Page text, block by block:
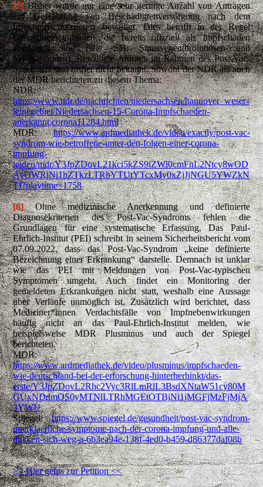
[7]Bisher wurde nur eine sehr geringe Anzahl von Anträgen
auf Gewährung von Beschädigtenversorgung nach dem
Infektionsschutzgesetz bewilligt. Dies betrifft in der Regel
Gesundheitsstörungen, die bereits offiziell als Impfschäden
anerkannt sind (wie z.B. Sinusvenenthrombosen und
Myokarditiden). Bewilligte Anträge im Rahmen des Post-Vac-
Syndroms sind bisher nicht bekannt. Sowohl der NDR als auch
der MDR berichteten zu diesem Thema:
NDR:
https://www.ndr.de/nachrichten/niedersachsen/hannover_weser-
leinegebiet/Niedersachsen-15-Corona-Impfschaeden-
anerkannt,corona11284.html
MDR:https://www.ardmediathek.de/video/exactly/post-vac-
syndrom-wie-betroffene-unter-den-folgen-einer-corona-
impfung-
leiden/mdr/Y3JpZDovL21kci5kZS9iZWl0cmFnL2Ntcy8wOD
AyOWRjNi1hZTkzLTRhYTUtYTcxMy0xZjJjNGU5YWZkN
TI?playtime=1758
[8]Ohne medizinische Anerkennung und definierte
Diagnosekriterien des Post-Vac-Syndroms fehlen die
Grundlagen für eine systematische Erfassung. Das Paul-
Ehrlich-Institut (PEI) schreibt in seinem Sicherheitsbericht vom
07.09.2022, dass das Post-Vac-Syndrom „keine definierte
Bezeichnung einer Erkrankung“ darstelle. Demnach ist unklar
wie das PEI mit Meldungen von Post-Vac-typischen
Symptomen umgeht. Auch findet ein Monitoring der
gemeldeten Erkrankungen nicht statt, weshalb eine Aussage
über Verläufe unmöglich ist. Zusätzlich wird berichtet, dass
Mediziner*innen Verdachtsfälle von Impfnebenwirkungen
häufig nicht an das Paul-Ehrlich-Institut melden, wie
beispielsweise MDR Plusminus und auch der Spiegel
berichteten.
MDR:
https://www.ardmediathek.de/video/plusminus/impfschaeden-
wie-deutschland-bei-der-erforschung-hinterherhinkt/das-
erste/Y3JpZDovL2Rhc2Vyc3RlLmRlL3BsdXNtaW51cy80M
GUxNDdmOS0yMTNlLTRhMGEtOTBjNi1jMGFjMzFjMjA
3YWU
Spiegel:https://www.spiegel.de/gesundheit/post-vac-syndrom-
unerklaerliche-symptome-nach-der-corona-impfung-und-alle-
ducken-sich-weg-a-6b3ea94e-138f-4ed0-b459-d86377daf08b
>> Hier gehts zur Petition <<